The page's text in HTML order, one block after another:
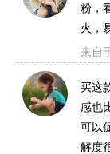
粉，
火，
来自
买这
感也
可以
解度